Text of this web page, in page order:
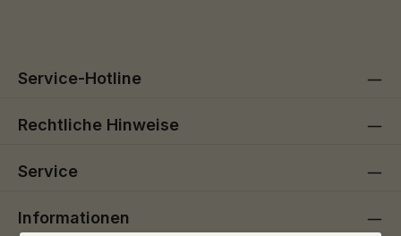
Service-Hotline
Rechtliche Hinweise
Service
Informationen